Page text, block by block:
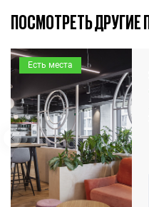
ПОСМОТРЕТЬ ДРУГИЕ
Есть места